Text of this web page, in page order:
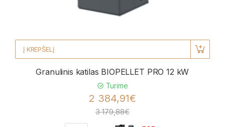
Į KREPŠELĮ
Granulinis katilas BIOPELLET PRO 12 kW
Turime
2 384,91€
3 179,88€